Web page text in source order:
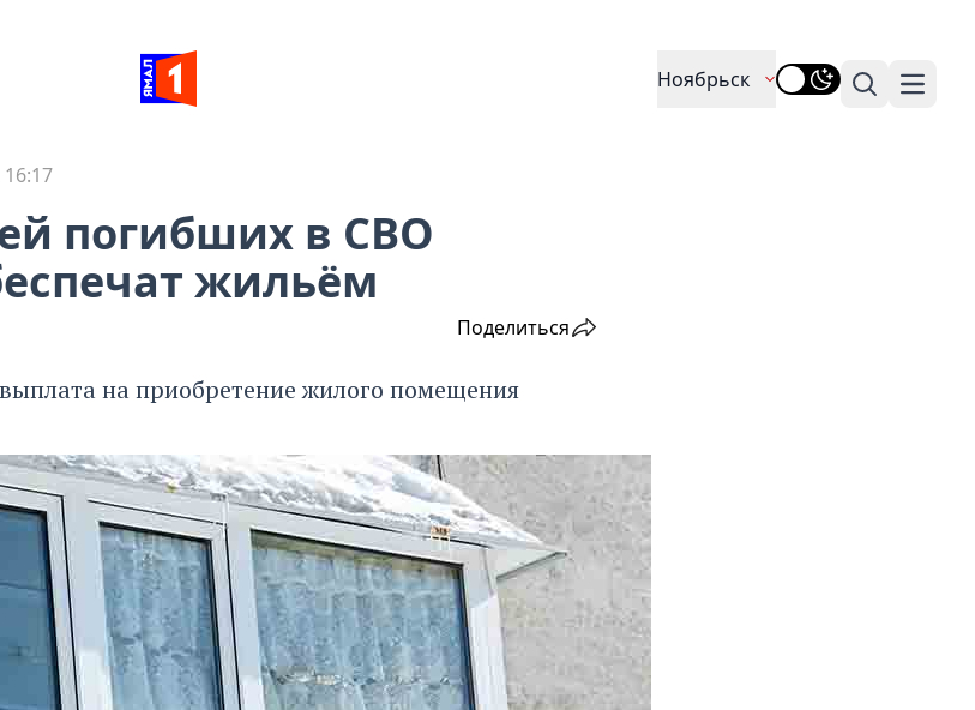
Ноябрьск
Поиск
погибших в СВО
жильём
Поделиться
на приобретение жилого помещения